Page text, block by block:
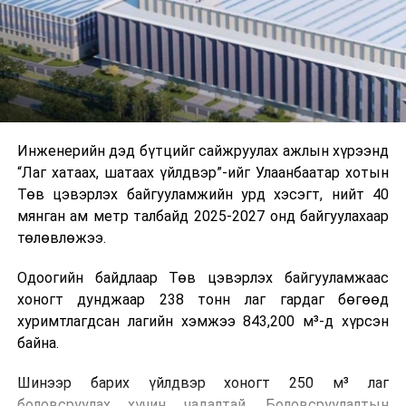
холбогдох байгууллагуудын уялдаа холбоо, аюулгүй
ажиллагааны чиглэлээр жолооч нарыг сургалт, арга
зүйгээр хангаж байна.
Мөн зам тээврийн осол, саатал болон бусад эрсдэл,
онцгой нөхцөл үүссэн үед авах арга хэмжээ, ачаалал
өдөр тутмын ажлын бэлэн байдлыг хангах зэрэг
практик ур чадварыг сургалтын хөтөлбөрт тусгажээ.
Сургалтыг танилцуулах лекц, асуулт-хариулт,
жишээнд суурилсан сургалт, багаар ажиллах дасгал,
танилцах, онцгой нөхцөлд ажиллах дадлага зэрэг
онол, практик хосолсон хэлбэрээр зохион байгуулж
байна.
зохион байгуулах Үндэсний хорооны Ажлын алба,
Инженерийн дэд бүтцийг сайжруулах ажлын хүрээнд
“Лаг хатаах, шатаах үйлдвэр”-ийг Улаанбаатар хотын
Төв цэвэрлэх байгууламжийн урд хэсэгт, нийт 40
мянган ам метр талбайд 2025-2027 онд байгуулахаар
төлөвлөжээ.
Одоогийн байдлаар Төв цэвэрлэх байгууламжаас
хоногт дунджаар 238 тонн лаг гардаг бөгөөд
хуримтлагдсан лагийн хэмжээ 843,200 м³-д хүрсэн
байна.
Шинээр барих үйлдвэр хоногт 250 м³ лаг